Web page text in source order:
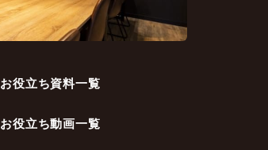
お役立ち資料一覧
お役立ち動画一覧